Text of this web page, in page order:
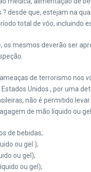
? desde que, estejam na
total de vôo, incluindo
os mesmos deverão ser
de terrorismo nos
Estados Unidos , por uma
não é permitido
de mão líquido ou
de bebidas;
ou gel );
ou gel);
ou gel);